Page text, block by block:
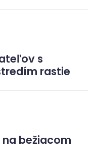
s
rastie
bežiacom